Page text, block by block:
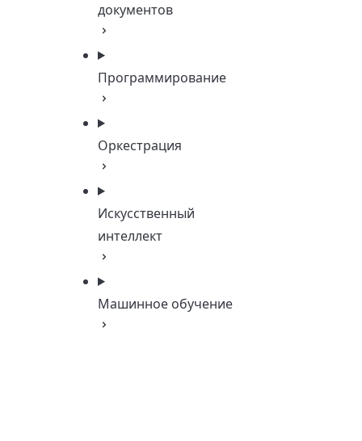
документов
Программирование
Оркестрация
Искусственный
интеллект
Машинное обучение